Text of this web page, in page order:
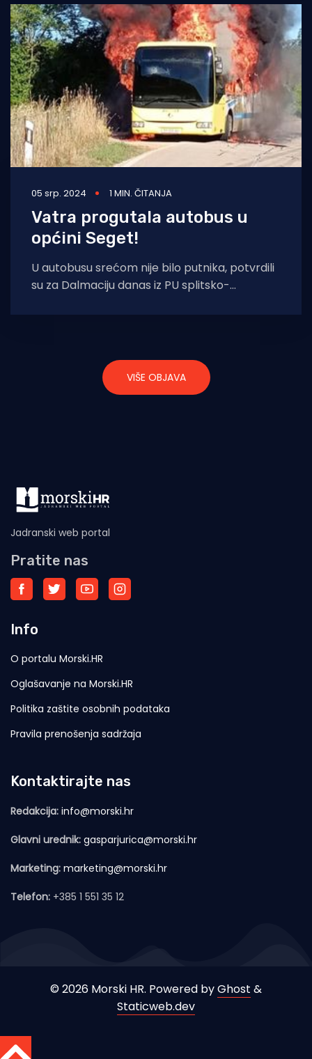
05 srp. 2024 1 MIN. ČITANJA
Vatra progutala autobus u
općini Seget!
U autobusu srećom nije bilo putnika, potvrdili
su za Dalmaciju danas iz PU splitsko-
VIŠE OBJAVA
Jadranski web portal
Pratite nas
Info
O portalu Morski.HR
Oglašavanje na Morski.HR
Politika zaštite osobnih podataka
Pravila prenošenja sadržaja
Kontaktirajte nas
Redakcija: info@morski.hr
Glavni urednik: gasparjurica@morski.hr
Marketing: marketing@morski.hr
Telefon: +385 1 551 35 12
© 2026 Morski HR. Powered byGhost &
Staticweb.dev